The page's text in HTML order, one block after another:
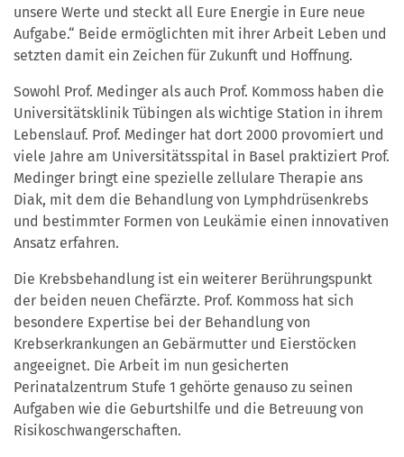
unsere Werte und steckt all Eure Energie in Eure neue
Aufgabe.“ Beide ermöglichten mit ihrer Arbeit Leben und
setzten damit ein Zeichen für Zukunft und Hoffnung.
Sowohl Prof. Medinger als auch Prof. Kommoss haben die
Universitätsklinik Tübingen als wichtige Station in ihrem
Lebenslauf. Prof. Medinger hat dort 2000 provomiert und
viele Jahre am Universitätsspital in Basel praktiziert Prof.
Medinger bringt eine spezielle zellulare Therapie ans
Diak, mit dem die Behandlung von Lymphdrüsenkrebs
und bestimmter Formen von Leukämie einen innovativen
Ansatz erfahren.
Die Krebsbehandlung ist ein weiterer Berührungspunkt
der beiden neuen Chefärzte. Prof. Kommoss hat sich
besondere Expertise bei der Behandlung von
Krebserkrankungen an Gebärmutter und Eierstöcken
angeeignet. Die Arbeit im nun gesicherten
Perinatalzentrum Stufe 1 gehörte genauso zu seinen
Aufgaben wie die Geburtshilfe und die Betreuung von
Risikoschwangerschaften.